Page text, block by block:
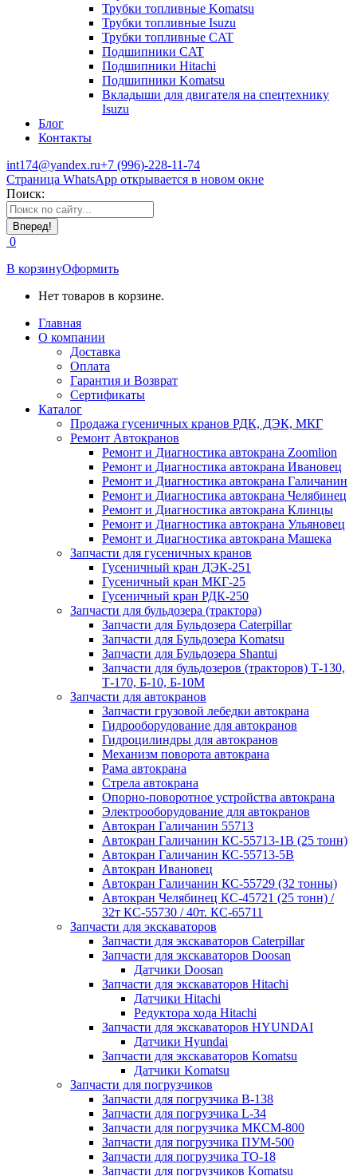
Трубки топливные Komatsu
Трубки топливные Isuzu
Трубки топливные CAT
Подшипники CAT
Подшипники Hitachi
Подшипники Komatsu
Вкладыши для двигателя на спецтехнику
Isuzu
Блог
Контакты
int174@yandex.ru+7 (996)-228-11-74
Страница WhatsApp открывается в новом окне
Поиск:
0
В корзинуОформить
Нет товаров в корзине.
Главная
О компании
Доставка
Оплата
Гарантия и Возврат
Сертификаты
Каталог
Продажа гусеничных кранов РДК, ДЭК, МКГ
Ремонт Автокранов
Ремонт и Диагностика автокрана Zoomlion
Ремонт и Диагностика автокрана Ивановец
Ремонт и Диагностика автокрана Галичанин
Ремонт и Диагностика автокрана Челябинец
Ремонт и Диагностика автокрана Клинцы
Ремонт и Диагностика автокрана Ульяновец
Ремонт и Диагностика автокрана Машека
Запчасти для гусеничных кранов
Гусеничный кран ДЭК-251
Гусеничный кран МКГ-25
Гусеничный кран РДК-250
Запчасти для бульдозера (трактора)
Запчасти для Бульдозера Caterpillar
Запчасти для Бульдозера Komatsu
Запчасти для Бульдозера Shantui
Запчасти для бульдозеров (тракторов) Т-130,
Т-170, Б-10, Б-10М
Запчасти для автокранов
Запчасти грузовой лебедки автокрана
Гидрооборудование для автокранов
Гидроцилиндры для автокранов
Механизм поворота автокрана
Рама автокрана
Стрела автокрана
Опорно-поворотное устройства автокрана
Электрооборудование для автокранов
Автокран Галичанин 55713
Автокран Галичанин КС-55713-1В (25 тонн)
Автокран Галичанин КС-55713-5В
Автокран Ивановец
Автокран Галичанин КС-55729 (32 тонны)
Автокран Челябинец КС-45721 (25 тонн) /
32т КС-55730 / 40т. КС-65711
Запчасти для экскаваторов
Запчасти для экскаваторов Caterpillar
Запчасти для экскаваторов Doosan
Датчики Doosan
Запчасти для экскаваторов Hitachi
Датчики Hitachi
Редуктора хода Hitachi
Запчасти для экскаваторов HYUNDAI
Датчики Hyundai
Запчасти для экскаваторов Komatsu
Датчики Komatsu
Запчасти для погрузчиков
Запчасти для погрузчика B-138
Запчасти для погрузчика L-34
Запчасти для погрузчика МКСМ-800
Запчасти для погрузчика ПУМ-500
Запчасти для погрузчика ТО-18
Запчасти для погрузчиков Komatsu